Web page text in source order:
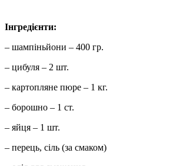
Інгредієнти:
– шампіньйони – 400 гр.
– цибуля – 2 шт.
– картопляне пюре – 1 кг.
– борошно – 1 ст.
– яйця – 1 шт.
– перець, сіль (за смаком)